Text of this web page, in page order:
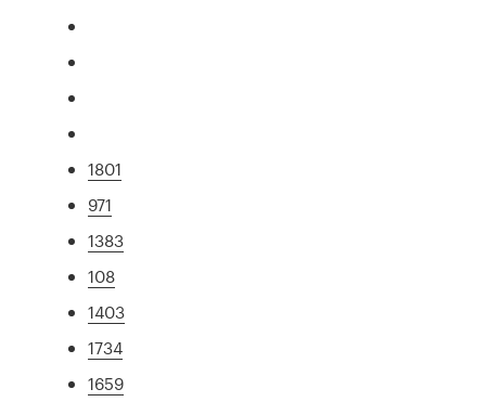
1801
971
1383
108
1403
1734
1659